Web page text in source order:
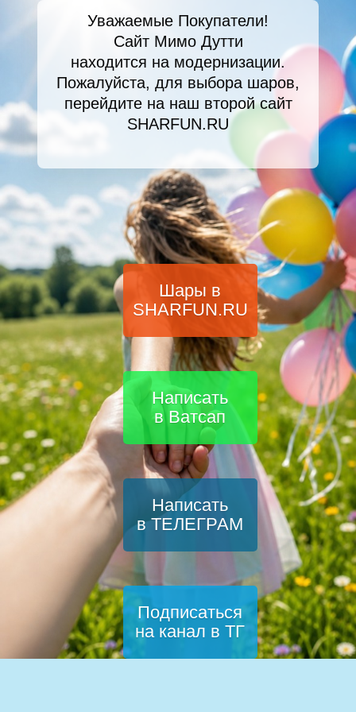
Уважаемые Покупатели!
Сайт Мимо Дутти
находится на модернизации.
Пожалуйста, для выбора шаров,
перейдите на наш второй сайт
SHARFUN.RU
Шары в
SHARFUN.RU
Написать
в Ватсап
Написать
в ТЕЛЕГРАМ
Подписаться
на канал в ТГ